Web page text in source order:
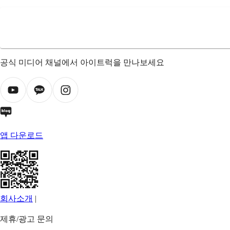
공식 미디어 채널에서 아이트럭을 만나보세요
앱 다운로드
회사소개 |
제휴/광고 문의